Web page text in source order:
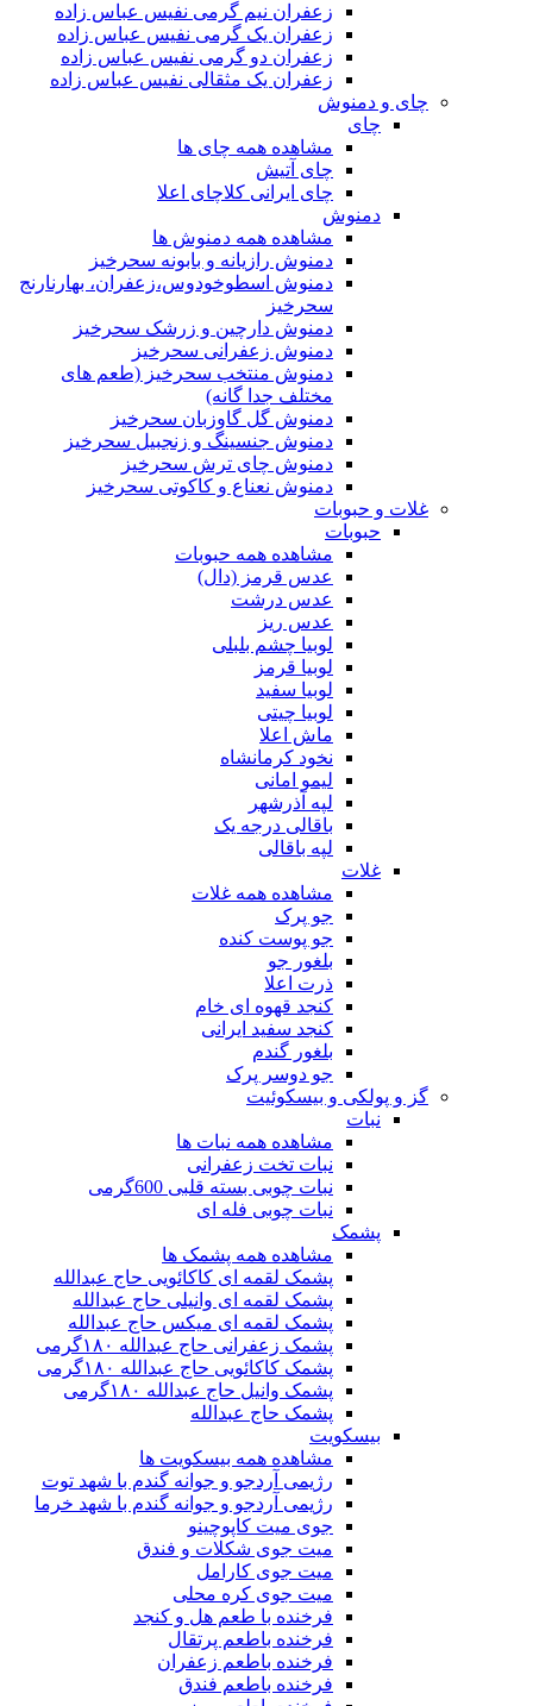
زعفران نیم گرمی نفیس عباس زاده
زعفران یک گرمی نفیس عباس زاده
زعفران دو گرمی نفیس عباس زاده
زعفران یک مثقالی نفیس عباس زاده
چای و دمنوش
چای
مشاهده همه چای ها
چای آتیش
چای ایرانی کلاچای اعلا
دمنوش
مشاهده همه دمنوش ها
دمنوش رازیانه و بابونه سحرخیز
دمنوش اسطوخودوس،زعفران، بهارنارنج
سحرخیز
دمنوش دارچین و زرشک سحرخیز
دمنوش زعفرانی سحرخیز
دمنوش منتخب سحرخیز (طعم های
مختلف جدا گانه)
دمنوش گل گاوزبان سحرخیز
دمنوش جنسینگ و زنجبیل سحرخیز
دمنوش چای ترش سحرخیز
دمنوش نعناع و کاکوتی سحرخیز
غلات و حبوبات
حبوبات
مشاهده همه حبوبات
عدس قرمز (دال)
عدس درشت
عدس ریز
لوبیا چشم بلبلی
لوبیا قرمز
لوبیا سفید
لوبیا چیتی
ماش اعلا
نخود کرمانشاه
لیمو امانی
لپه آذرشهر
باقالی درجه یک
لپه باقالی
غلات
مشاهده همه غلات
جو پرک
جو پوست کنده
بلغور جو
ذرت اعلا
کنجد قهوه ای خام
کنجد سفید ایرانی
بلغور گندم
جو دوسر پرک
گز و پولکی و بیسکوئیت
نبات
مشاهده همه نبات ها
نبات تخت زعفرانی
نبات چوبی بسته قلبی 600گرمی
نبات چوبی فله ای
پشمک
مشاهده همه پشمک ها
پشمک لقمه ای کاکائویی حاج عبدالله
پشمک لقمه ای وانیلی حاج عبدالله
پشمک لقمه ای میکس حاج عبدالله
پشمک زعفرانی حاج عبدالله ۱۸۰گرمی
پشمک کاکائویی حاج عبدالله ۱۸۰گرمی
پشمک وانیل حاج عبدالله ۱۸۰گرمی
پشمک حاج عبدالله
بیسکویت
مشاهده همه بیسکویت ها
رژیمی آردجو و جوانه گندم با شهد توت
رژیمی آردجو و جوانه گندم با شهد خرما
جوی میت کاپوچینو
میت جوی شکلات و فندق
میت جوی کارامل
میت جوی کره محلی
فرخنده با طعم هل و کنجد
فرخنده باطعم پرتقال
فرخنده باطعم زعفران
فرخنده باطعم فندق